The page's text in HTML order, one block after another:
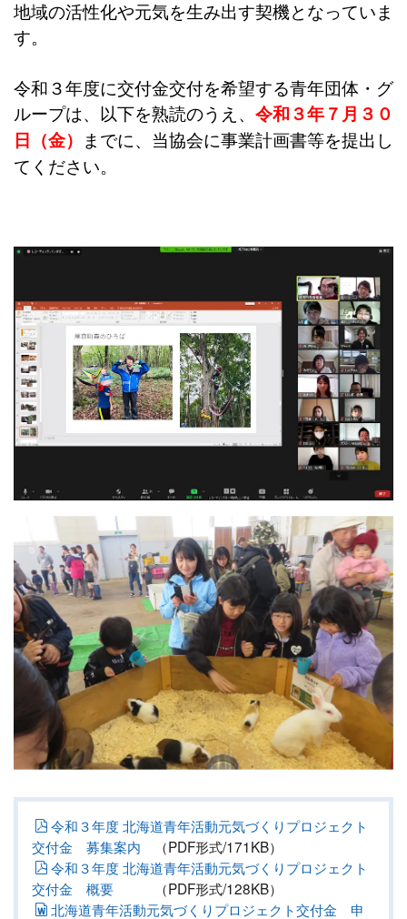
地域の活性化や元気を生み出す契機となっていま
す。
令和３年度に交付金交付を希望する青年団体・グ
ループは、以下を熟読のうえ、 令和３年７月３０
日（金） までに、当協会に事業計画書等を提出し
てください。
令和３年度 北海道青年活動元気づくりプロジェクト
交付金 募集案内 （PDF形式/171KB）
令和３年度 北海道青年活動元気づくりプロジェクト
交付金 概要 （PDF形式/128KB）
北海道青年活動元気づくりプロジェクト交付金 申